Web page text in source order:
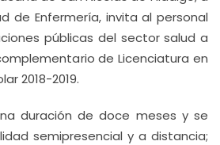
de Enfermería, invita al personal
públicas del sector salud a
de Licenciatura en
2018-2019.
duración de doce meses y se
semipresencial y a distancia;